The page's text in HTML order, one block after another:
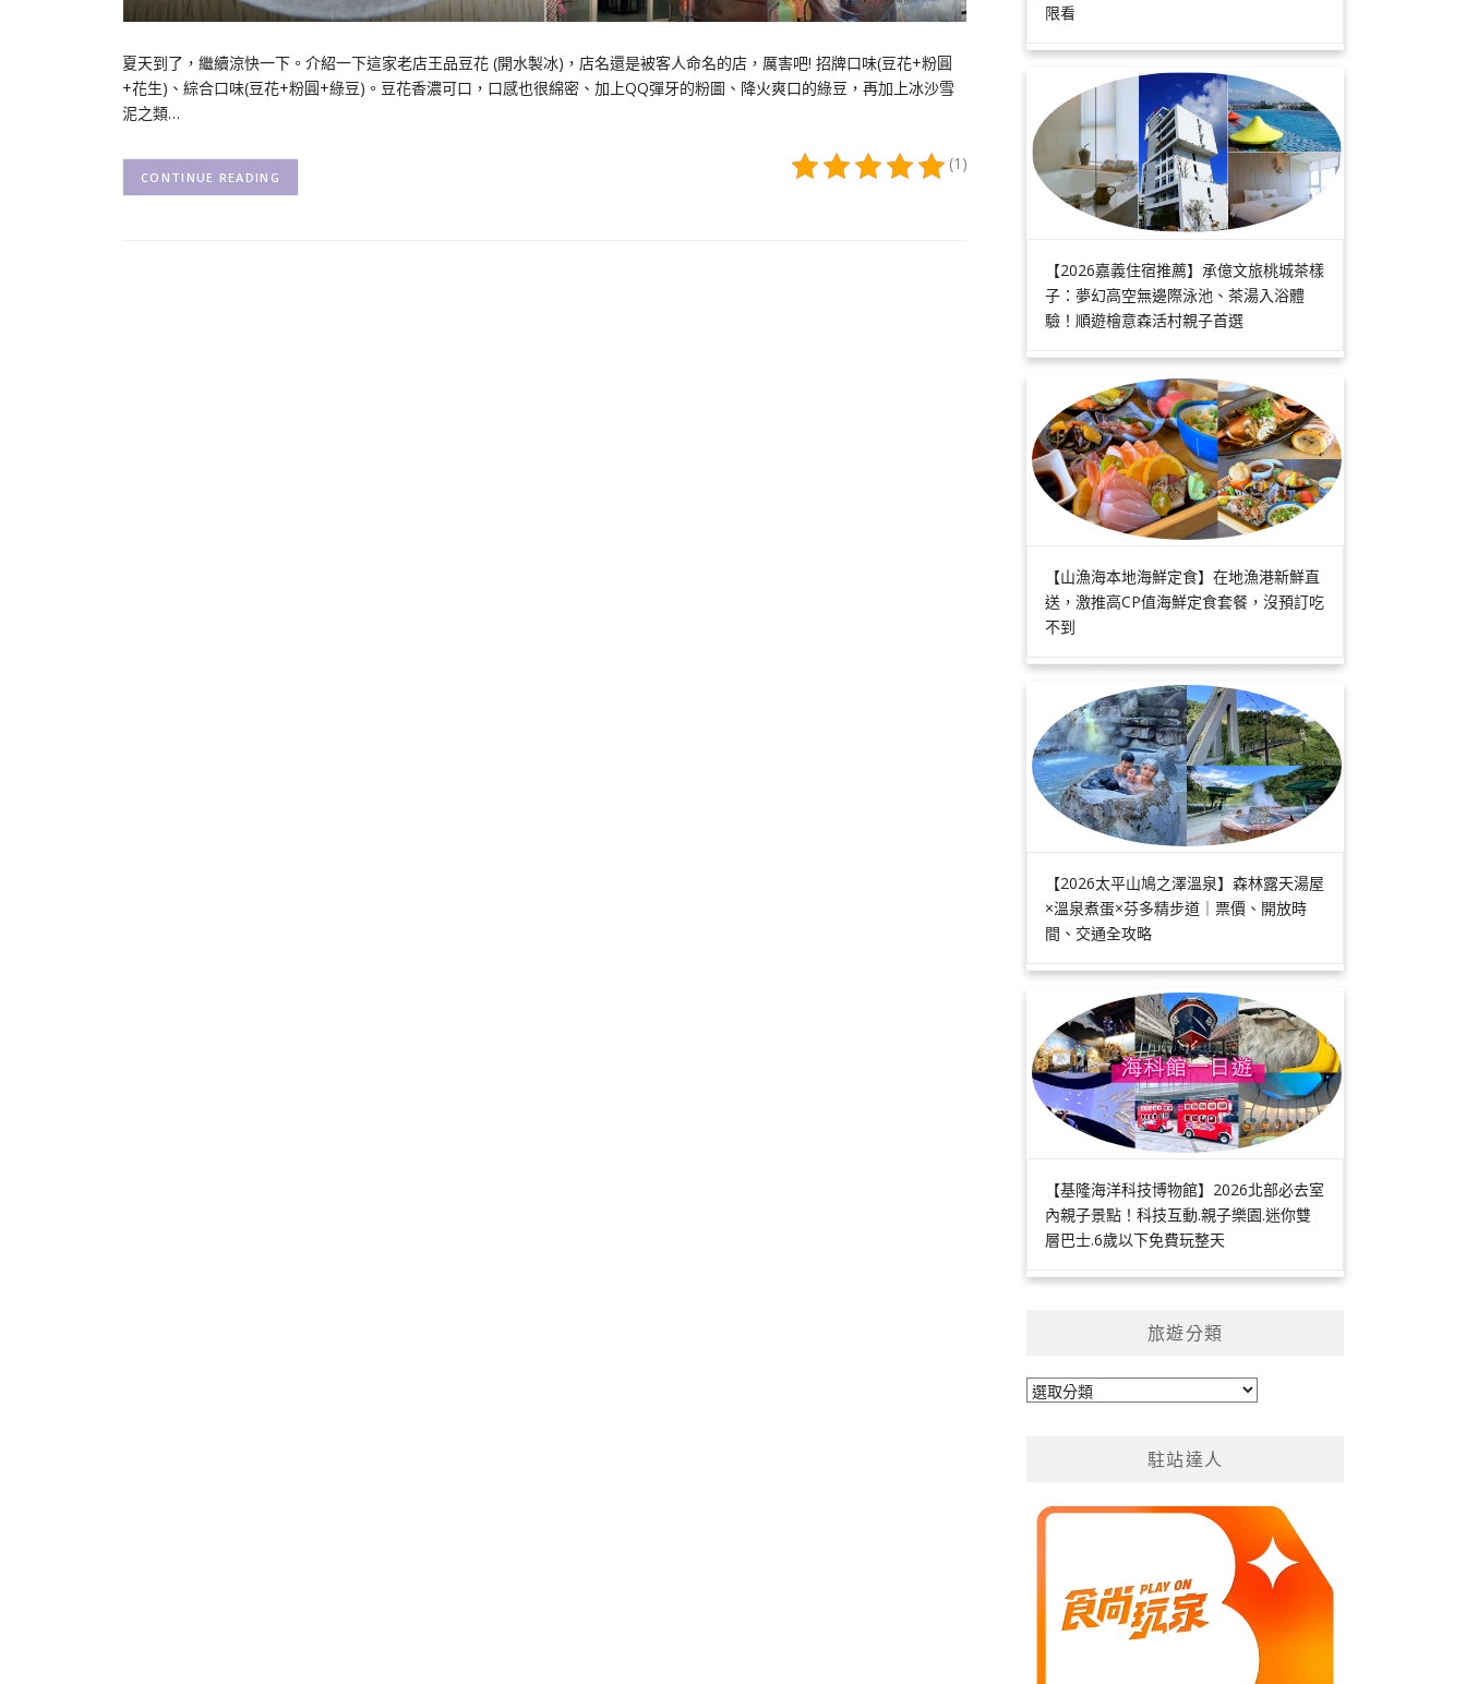
夏天到了，繼續涼快一下。介紹一下這家老店王品豆花 (開水製冰)，店名還是被客人命名的店，厲害吧! 招牌口味(豆花+粉圓
+花生)、綜合口味(豆花+粉圓+綠豆)。豆花香濃可口，口感也很綿密、加上QQ彈牙的粉圖、降火爽口的綠豆，再加上冰沙雪
泥之類…
(1)
CONTINUE READING
限看
【2026嘉義住宿推薦】承億文旅桃城茶樣
子：夢幻高空無邊際泳池、茶湯入浴體
驗！順遊檜意森活村親子首選
【山漁海本地海鮮定食】在地漁港新鮮直
送，激推高CP值海鮮定食套餐，沒預訂吃
不到
【2026太平山鳩之澤溫泉】森林露天湯屋
×溫泉煮蛋×芬多精步道｜票價、開放時
間、交通全攻略
【基隆海洋科技博物館】2026北部必去室
內親子景點！科技互動.親子樂園.迷你雙
層巴士.6歲以下免費玩整天
旅遊分類
旅
駐站達人